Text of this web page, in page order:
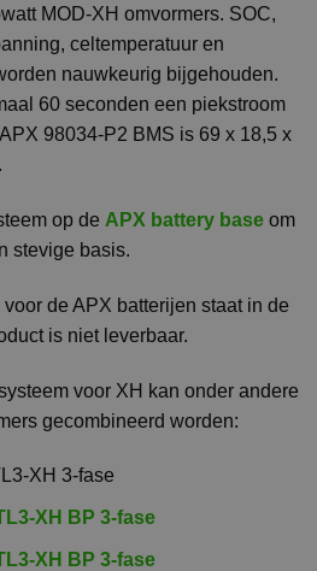
MOD-XH omvormers. SOC,
celtemperatuur en
nauwkeurig bijgehouden.
60 seconden een piekstroom
98034-P2 BMS is 69 x 18,5 x
op de APX battery base om
stevige basis.
de APX batterijen staat in de
is niet leverbaar.
voor XH kan onder andere
gecombineerd worden:
XH 3-fase
XH BP 3-fase
XH BP 3-fase